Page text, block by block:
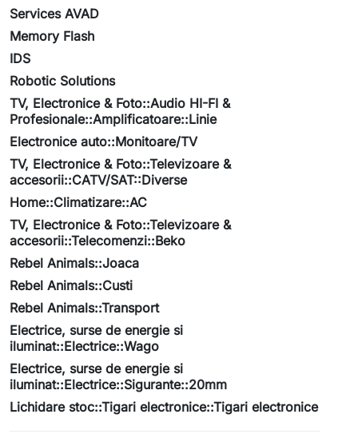
Services AVAD
Memory Flash
IDS
Robotic Solutions
TV, Electronice & Foto::Audio HI-FI &
Profesionale::Amplificatoare::Linie
Electronice auto::Monitoare/TV
TV, Electronice & Foto::Televizoare &
accesorii::CATV/SAT::Diverse
Home::Climatizare::AC
TV, Electronice & Foto::Televizoare &
accesorii::Telecomenzi::Beko
Rebel Animals::Joaca
Rebel Animals::Custi
Rebel Animals::Transport
Electrice, surse de energie si
iluminat::Electrice::Wago
Electrice, surse de energie si
iluminat::Electrice::Sigurante::20mm
Lichidare stoc::Tigari electronice::Tigari electronice